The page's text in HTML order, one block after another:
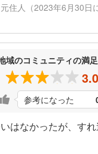
住人（2023年6月30日
域のコミュニティの満
3.0
参考になった
はなかったが、す